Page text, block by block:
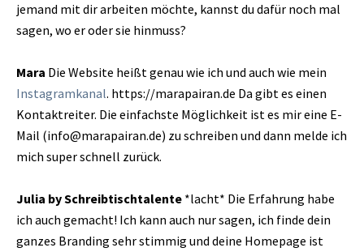
jemand mit dir arbeiten möchte, kannst du dafür noch mal
sagen, wo er oder sie hinmuss?
Mara Die Website heißt genau wie ich und auch wie mein
Instagramkanal. https://marapairan.de Da gibt es einen
Kontaktreiter. Die einfachste Möglichkeit ist es mir eine E-
Mail (info@marapairan.de) zu schreiben und dann melde ich
mich super schnell zurück.
Julia by Schreibtischtalente *lacht* Die Erfahrung habe
ich auch gemacht! Ich kann auch nur sagen, ich finde dein
ganzes Branding sehr stimmig und deine Homepage ist